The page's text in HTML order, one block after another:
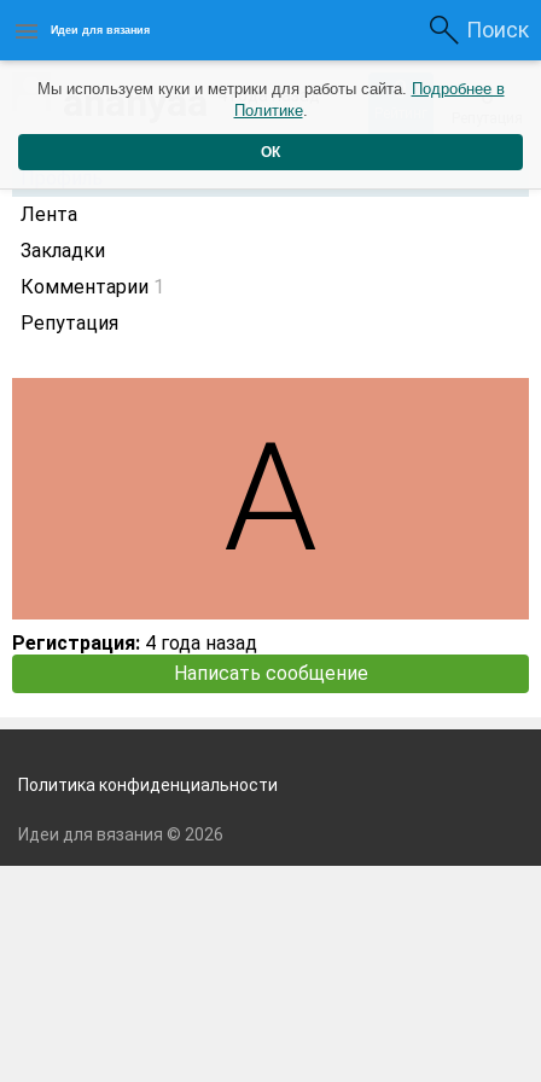
Идеи для вязания Поиск
ananyaa4 года назад 0 0
Профиль
Лента
Закладки
Комментарии 1
Репутация
Регистрация: 4 года назад
Написать сообщение
Мы используем куки и метрики для работы сайта. Подробнее в
Политике.
ОК
Политика конфиденциальности
Идеи для вязания © 2026